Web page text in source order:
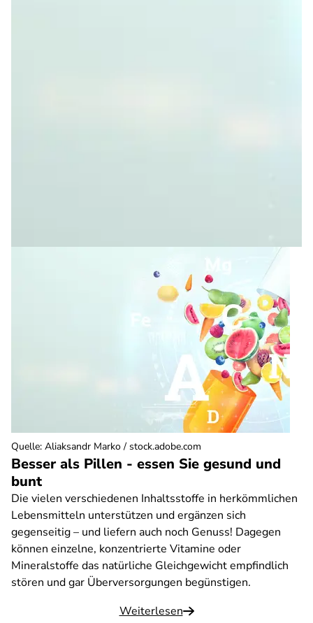
Besser als Pillen - essen Sie gesund und
bunt
Die vielen verschiedenen Inhaltsstoffe in herkömmlichen
Lebensmitteln unterstützen und ergänzen sich
gegenseitig – und liefern auch noch Genuss! Dagegen
können einzelne, konzentrierte Vitamine oder
Mineralstoffe das natürliche Gleichgewicht empfindlich
stören und gar Überversorgungen begünstigen.
Weiterlesen
Quelle: Aliaksandr Marko / stock.adobe.com